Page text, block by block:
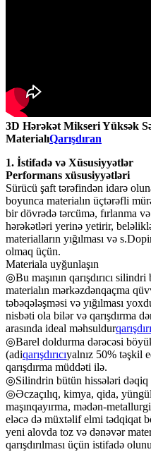
3D Hərəkət Mikseri Yüksək
MaterialıQarışdıran
1. İstifadə və Xüsusiyyətlər
Performans xüsusiyyətləri
Sürücü şaft tərəfindən idarə
boyunca materialın üçtərəfli
bir dövrədə tərcümə, fırlanma
hərəkətləri yerinə yetirir,
materialların yığılması və
olmaq üçün.
Materiala uyğunlaşın
◎Bu maşının qarışdırıcı
materialın mərkəzdənqaçma
təbəqələşməsi və yığılması
nisbəti ola bilər və qarışdırma
arasında ideal məhsuldur
◎Barel doldurma dərəcəsi
(adiqarışdırıcıyalnız 50% təşkil
qarışdırma müddəti ilə.
◎Silindrin bütün hissələri dəqiq
◎Əczaçılıq, kimya, qida,
maşınqayırma, mədən-
eləcə də müxtəlif elmi tədqiqat
yeni alovda toz və dənəvər
qarışdırılması üçün istifadə